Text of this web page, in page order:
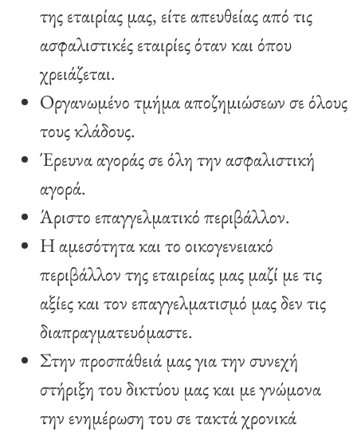
της εταιρίας μας, είτε απευθείας από τις
ασφαλιστικές εταιρίες όταν και όπου
χρειάζεται.
Οργανωμένο τμήμα αποζημιώσεων σε όλους
τους κλάδους.
Έρευνα αγοράς σε όλη την ασφαλιστική
αγορά.
Άριστο επαγγελματικό περιβάλλον.
Η αμεσότητα και το οικογενειακό
περιβάλλον της εταιρείας μας μαζί με τις
αξίες και τον επαγγελματισμό μας δεν τις
διαπραγματευόμαστε.
Στην προσπάθειά μας για την συνεχή
στήριξη του δικτύου μας και με γνώμονα
την ενημέρωση του σε τακτά χρονικά